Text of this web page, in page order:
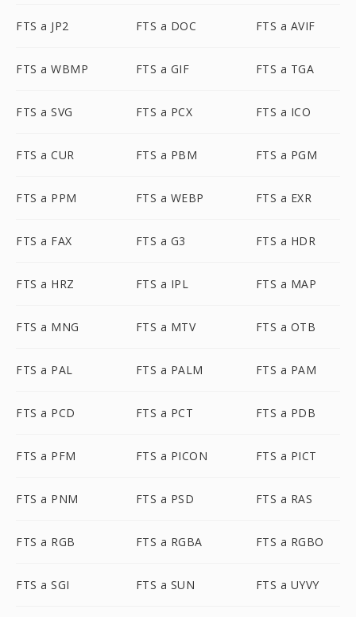
FTS a JP2 FTS a DOC FTS a AVIF
FTS a WBMP FTS a GIF FTS a TGA
FTS a SVG FTS a PCX FTS a ICO
FTS a CUR FTS a PBM FTS a PGM
FTS a PPM FTS a WEBP FTS a EXR
FTS a FAX FTS a G3 FTS a HDR
FTS a HRZ FTS a IPL FTS a MAP
FTS a MNG FTS a MTV FTS a OTB
FTS a PAL FTS a PALM FTS a PAM
FTS a PCD FTS a PCT FTS a PDB
FTS a PFM FTS a PICON FTS a PICT
FTS a PNM FTS a PSD FTS a RAS
FTS a RGB FTS a RGBA FTS a RGBO
FTS a SGI FTS a SUN FTS a UYVY